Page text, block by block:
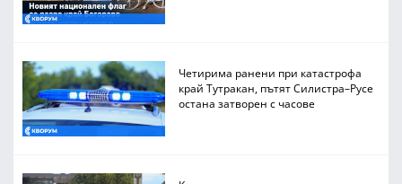
Четирима ранени при катастрофа
край Тутракан, пътят Силистра–Русе
остана затворен с часове